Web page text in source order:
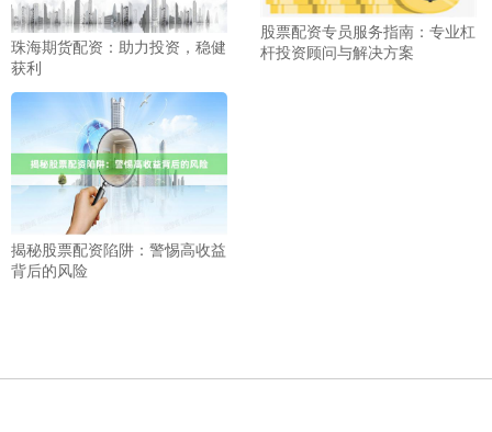
珠海期货配资：助力投资，稳健
获利
股票配资专员服务指南：专业杠
杆投资顾问与解决方案
揭秘股票配资陷阱：警惕高收益
背后的风险